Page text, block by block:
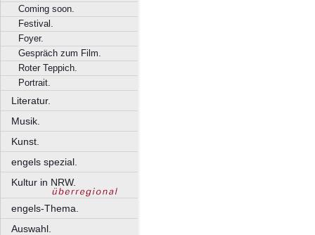
Coming soon.
Festival.
Foyer.
Gespräch zum Film.
Roter Teppich.
Portrait.
Literatur.
Musik.
Kunst.
engels spezial.
Kultur in NRW.
engels-Thema.
Auswahl.